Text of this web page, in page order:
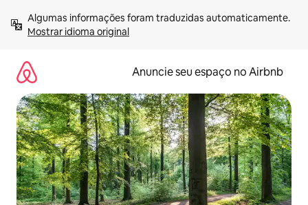
para
Mostrar idioma original
Anuncie seu espaço no Airbnb